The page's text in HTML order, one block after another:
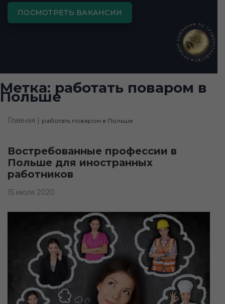
ПОСМОТРЕТЬ ВАКАНСИИ
Метка: работать поваром в
Польше
Главная | работать поваром в Польше
Востребованные профессии в
Польше для иностранных
работников
15 июля 2020